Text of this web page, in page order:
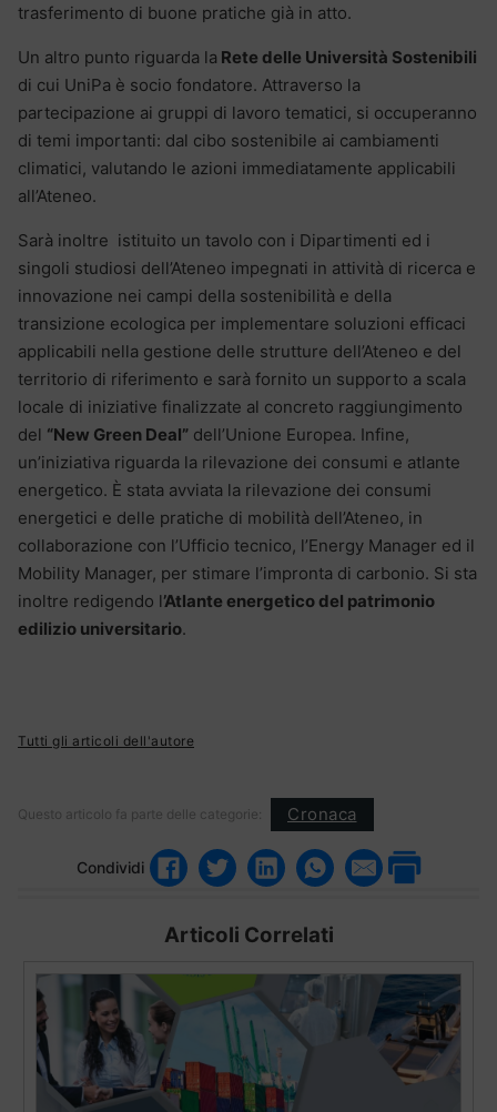
trasferimento di buone pratiche già in atto.
Un altro punto riguarda la Rete delle Università Sostenibili
di cui UniPa è socio fondatore. Attraverso la
partecipazione ai gruppi di lavoro tematici, si occuperanno
di temi importanti: dal cibo sostenibile ai cambiamenti
climatici, valutando le azioni immediatamente applicabili
all’Ateneo.
Sarà inoltre istituito un tavolo con i Dipartimenti ed i
singoli studiosi dell’Ateneo impegnati in attività di ricerca e
innovazione nei campi della sostenibilità e della
transizione ecologica per implementare soluzioni efficaci
applicabili nella gestione delle strutture dell’Ateneo e del
territorio di riferimento e sarà fornito un supporto a scala
locale di iniziative finalizzate al concreto raggiungimento
del “New Green Deal” dell’Unione Europea. Infine,
un’iniziativa riguarda la rilevazione dei consumi e atlante
energetico. È stata avviata la rilevazione dei consumi
energetici e delle pratiche di mobilità dell’Ateneo, in
collaborazione con l’Ufficio tecnico, l’Energy Manager ed il
Mobility Manager, per stimare l’impronta di carbonio. Si sta
inoltre redigendo l’Atlante energetico del patrimonio
edilizio universitario.
Tutti gli articoli dell'autore
Questo articolo fa parte delle categorie: Cronaca
Condividi
Articoli Correlati